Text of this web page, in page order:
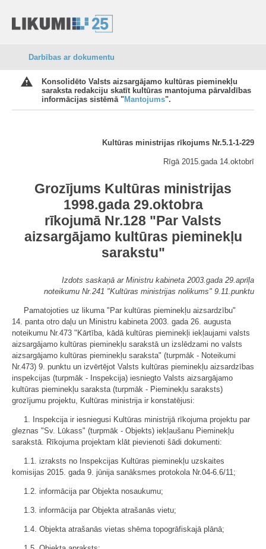
Darbības ar dokumentu
Konsolidēto Valsts aizsargājamo kultūras pieminekļu
saraksta redakciju skatīt kultūras mantojuma pārvaldības
informācijas sistēmā "Mantojums".
Kultūras ministrijas rīkojums Nr.5.1-1-229
Rīgā 2015.gada 14.oktobrī
Grozījums Kultūras ministrijas
1998.gada 29.oktobra
rīkojumā Nr.128 "Par Valsts
aizsargājamo kultūras pieminekļu
sarakstu"
Izdots saskaņā ar Ministru kabineta 2003.gada 29.aprīļa
noteikumu Nr.241 "Kultūras ministrijas nolikums" 9.11.punktu
Pamatojoties uz likuma "Par kultūras pieminekļu aizsardzību"
14. panta otro daļu un Ministru kabineta 2003. gada 26. augusta
noteikumu Nr.473 "Kārtība, kādā kultūras pieminekļi iekļaujami valsts
aizsargājamo kultūras pieminekļu sarakstā un izslēdzami no valsts
aizsargājamo kultūras pieminekļu saraksta" (turpmāk - Noteikumi
Nr.473) 9. punktu un izvērtējot Valsts kultūras pieminekļu aizsardzības
inspekcijas (turpmāk - Inspekcija) iesniegto Valsts aizsargājamo
kultūras pieminekļu saraksta (turpmāk - Pieminekļu saraksts)
grozījumu projektu, Kultūras ministrija ir konstatējusi:
1. Inspekcija ir iesniegusi Kultūras ministrijā rīkojuma projektu par
gleznas "Sv. Lūkass" (turpmāk - Objekts) iekļaušanu Pieminekļu
sarakstā. Rīkojuma projektam klāt pievienoti šādi dokumenti:
1.1. izraksts no Inspekcijas Kultūras pieminekļu uzskaites
komisijas 2015. gada 9. jūnija sanāksmes protokola Nr.04-6.6/11;
1.2. informācija par Objekta nosaukumu;
1.3. informācija par Objekta atrašanās vietu;
1.4. Objekta atrašanās vietas shēma topogrāfiskajā plānā;